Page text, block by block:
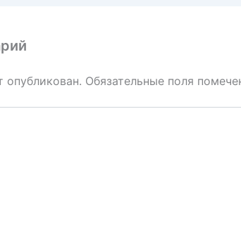
опубликован. Обязательные поля